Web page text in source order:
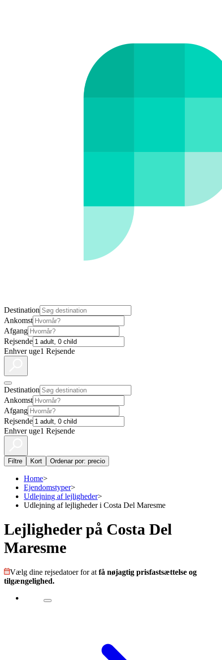
Destination
Ankomst
Afgang
Rejsende
Enhver uge1 Rejsende
Destination
Ankomst
Afgang
Rejsende
Enhver uge1 Rejsende
Filtre Kort Ordenar por: precio
Home>
Ejendomstyper>
Udlejning af lejligheder>
Udlejning af lejligheder i Costa Del Maresme
Lejligheder på Costa Del
Maresme
Vælg dine rejsedatoer for at få nøjagtig prisfastsættelse og
tilgængelighed.